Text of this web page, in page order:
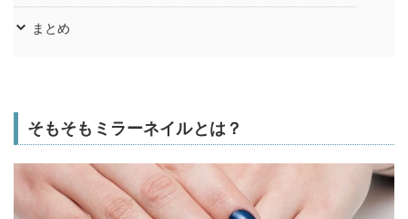
まとめ
そもそもミラーネイルとは？